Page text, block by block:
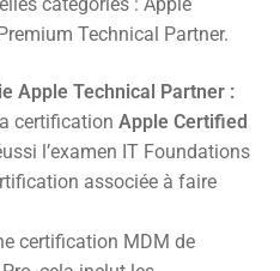
catégories : Apple
Technical Partner.
Apple Technical Partner :
certification Apple Certified
l’examen IT Foundations
associée à faire
certification MDM de